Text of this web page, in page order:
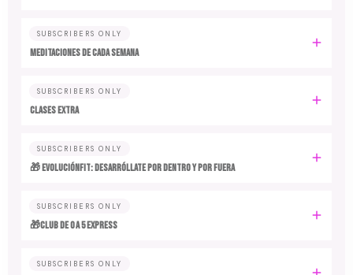
SUBSCRIBERS ONLY
MEDITACIONES DE CADA SEMANA
SUBSCRIBERS ONLY
CLASES EXTRA
SUBSCRIBERS ONLY
🎁 EvoluciónFit: desarróllate por dentro y por fuera
SUBSCRIBERS ONLY
🎁Club de 0 a 5 EXPRESS
SUBSCRIBERS ONLY